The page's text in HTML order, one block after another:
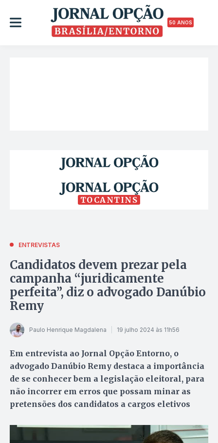
50 ANOS
TOCANTINS
ENTREVISTAS
Candidatos devem prezar pela
campanha “juridicamente
perfeita”, diz o advogado Danúbio
Remy
Paulo Henrique Magdalena 19 julho 2024 às 11h56
Em entrevista ao Jornal Opção Entorno, o
advogado Danúbio Remy destaca a importância
de se conhecer bem a legislação eleitoral, para
não incorrer em erros que possam minar as
pretensões dos candidatos a cargos eletivos